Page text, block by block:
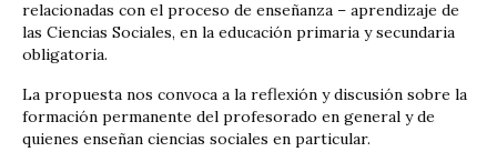
relacionadas con el proceso de enseñanza – aprendizaje de
las Ciencias Sociales, en la educación primaria y secundaria
obligatoria.
La propuesta nos convoca a la reflexión y discusión sobre la
formación permanente del profesorado en general y de
quienes enseñan ciencias sociales en particular.